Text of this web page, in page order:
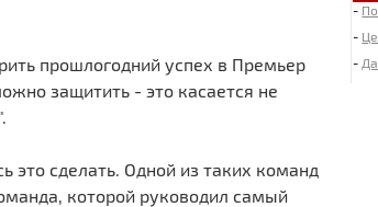
прошлогодний успех в Премьер
защитить - это касается не
это сделать. Одной из таких команд
которой руководил самый
6
-
-
-